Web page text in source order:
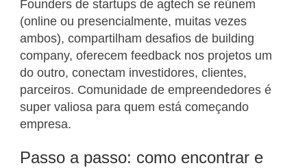
Founders de startups de agtech se reúnem
(online ou presencialmente, muitas vezes
ambos), compartilham desafios de building
company, oferecem feedback nos projetos um
do outro, conectam investidores, clientes,
parceiros. Comunidade de empreendedores é
super valiosa para quem está começando
empresa.
Passo a passo: como encontrar e